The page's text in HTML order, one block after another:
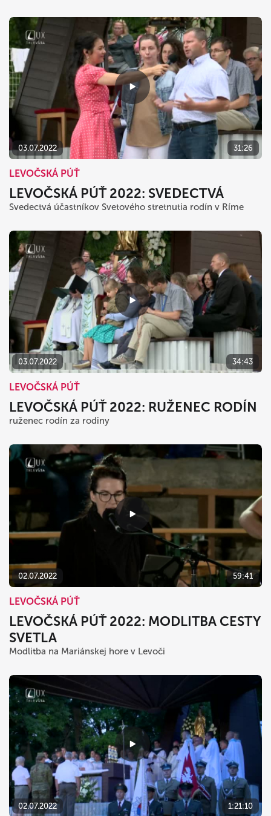
03.07.2022 31:26
LEVOČSKÁ PÚŤ
LEVOČSKÁ PÚŤ 2022: SVEDECTVÁ
Svedectvá účastníkov Svetového stretnutia rodín v Ríme
03.07.2022 34:43
LEVOČSKÁ PÚŤ
LEVOČSKÁ PÚŤ 2022: RUŽENEC RODÍN
ruženec rodín za rodiny
02.07.2022 59:41
LEVOČSKÁ PÚŤ
LEVOČSKÁ PÚŤ 2022: MODLITBA CESTY
SVETLA
Modlitba na Mariánskej hore v Levoči
02.07.2022 1:21:10